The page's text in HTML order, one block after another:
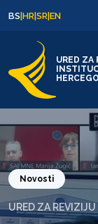
BS|HR|SR|EN
URED ZA
Novosti
URED ZA